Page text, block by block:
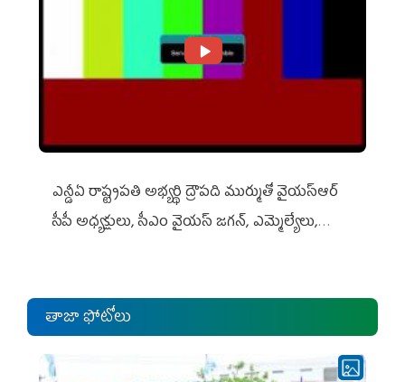
ఎన్డీఏ రాష్ట్ర‌ప‌తి అభ్య‌ర్థి ద్రౌప‌ది ముర్ముతో వైయ‌స్ఆర్
సీపీ అధ్య‌క్షులు, సీఎం వైయ‌స్ జ‌గ‌న్, ఎమ్మెల్యేలు,
తాజా ఫోటోలు